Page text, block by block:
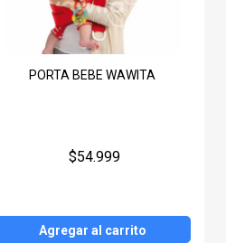
PORTA BEBE WAWITA
$54.999
Agregar al carrito